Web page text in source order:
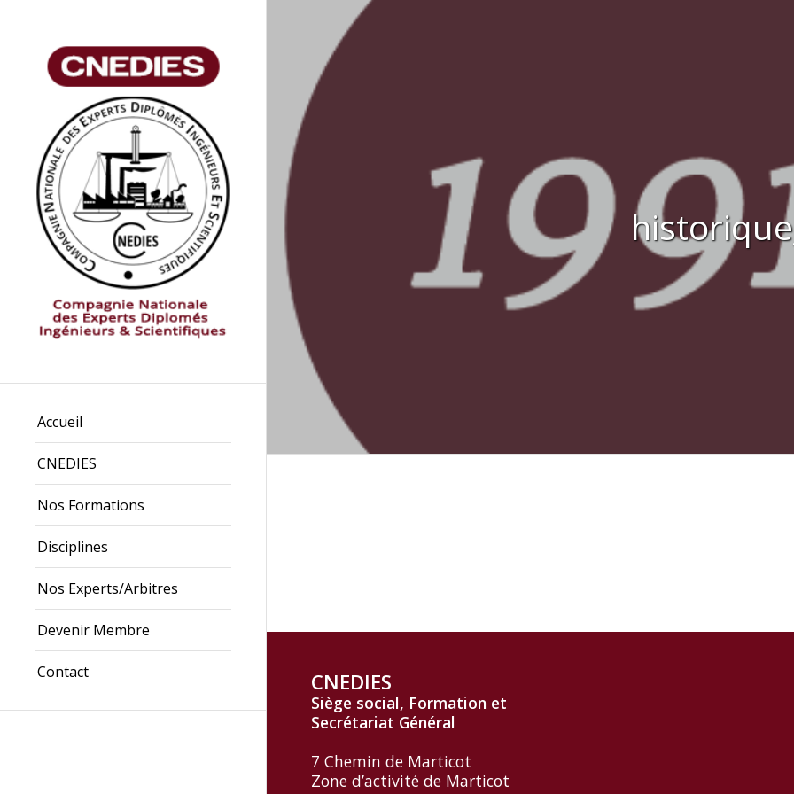
Accueil
CNEDIES
Nos Formations
Disciplines
Nos Experts/Arbitres
Devenir Membre
Contact CNEDIES
Siège social, Formation et
Secrétariat Général
7 Chemin de Marticot
Zone d’activité de Marticot